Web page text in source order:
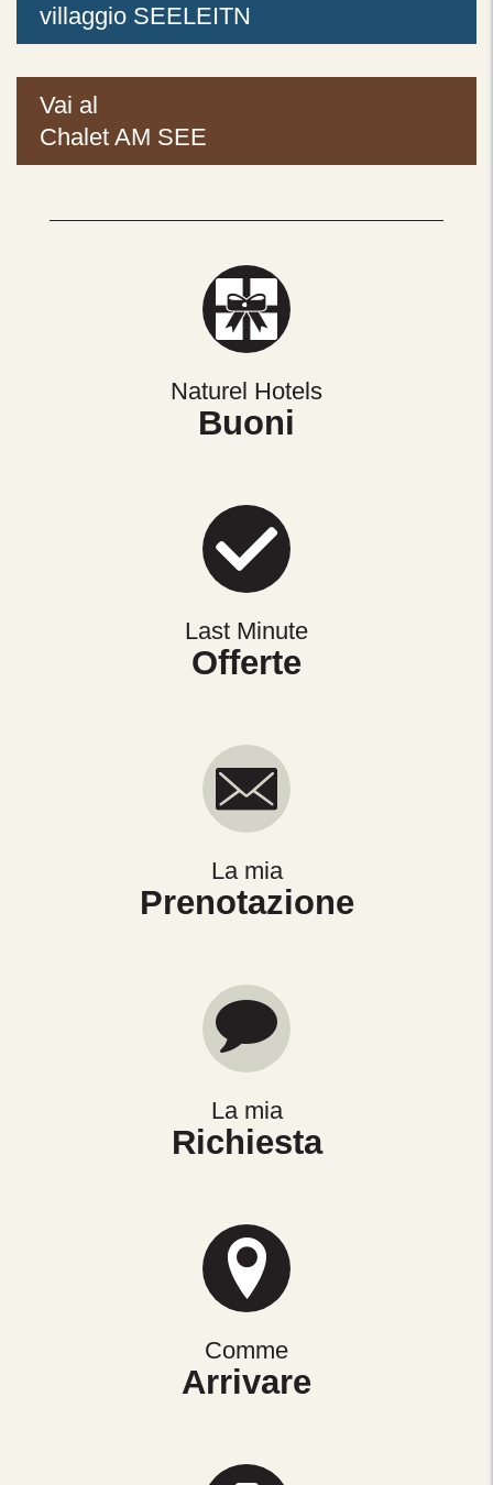
villaggio SEELEITN
Vai al
Chalet AM SEE
Naturel Hotels
Buoni
Last Minute
Offerte
La mia
Prenotazione
La mia
Richiesta
Comme
Arrivare